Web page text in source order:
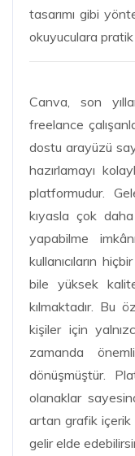
tasarımı gibi
okuyuculara pratik
Canva, son
freelance
dostu arayüzü
hazırlamayı
platformudur.
kıyasla çok
yapabilme
kullanıcıların
bile yüksek
kılmaktadır. Bu
kişiler için
zamanda
dönüşmüştür.
olanaklar
artan grafik içerik
gelir elde